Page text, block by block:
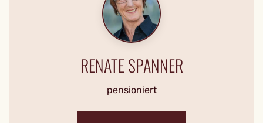
RENATE SPANNER
pensioniert